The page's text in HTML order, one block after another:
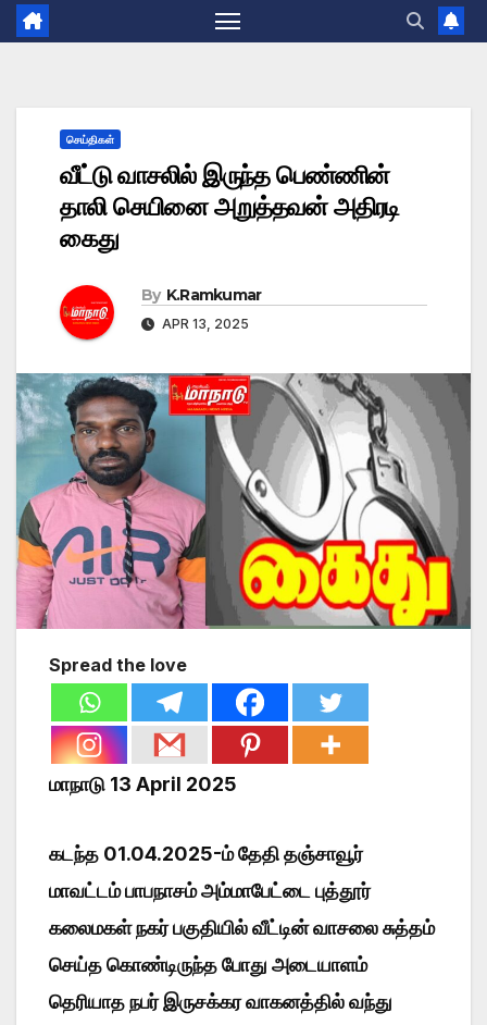
செய்திகள்
வீட்டு வாசலில் இருந்த பெண்ணின்
தாலி செயினை அறுத்தவன் அதிரடி
கைது
By K.Ramkumar
APR 13, 2025
Spread the love
மாநாடு 13 April 2025
கடந்த 01.04.2025-ம் தேதி தஞ்சாவூர்
மாவட்டம் பாபநாசம் அம்மாபேட்டை புத்தூர்
கலைமகள் நகர் பகுதியில் வீட்டின் வாசலை சுத்தம்
செய்த கொண்டிருந்த போது அடையாளம்
தெரியாத நபர் இருசக்கர வாகனத்தில் வந்து